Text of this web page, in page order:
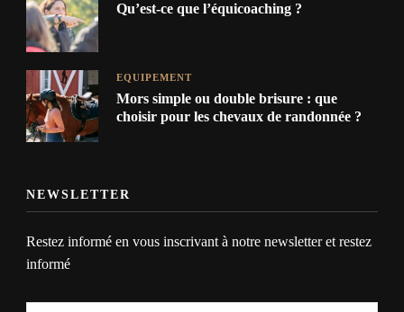
Qu’est-ce que l’équicoaching ?
EQUIPEMENT
Mors simple ou double brisure : que
choisir pour les chevaux de randonnée ?
NEWSLETTER
Restez informé en vous inscrivant à notre newsletter et restez
informé